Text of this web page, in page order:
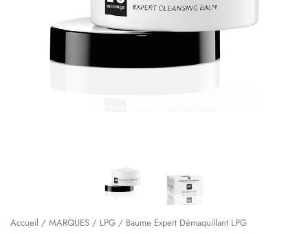
Accueil / MARQUES / LPG / Baume Expert Démaquillant LPG